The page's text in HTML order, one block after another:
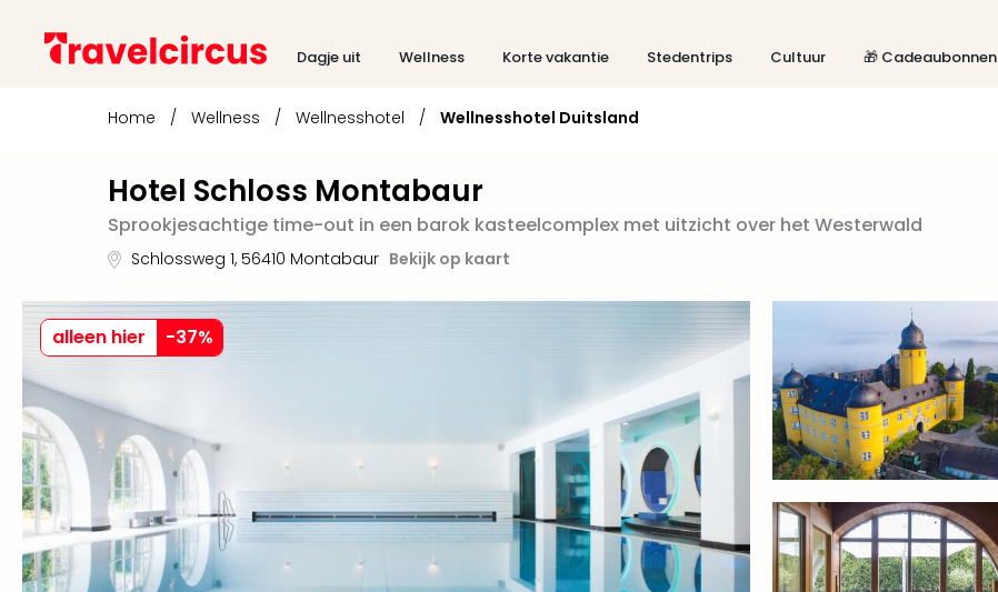
Dagje uit Wellness Korte vakantie Stedentrips Cultuur 🎁 Cadeaubonnen
Home / Wellness / Wellnesshotel / Wellnesshotel Duitsland
Hotel Schloss Montabaur
Sprookjesachtige time-out in een barok kasteelcomplex met uitzicht over het Westerwald
Schlossweg 1, 56410 Montabaur Bekijk op kaart
alleen hier -37%